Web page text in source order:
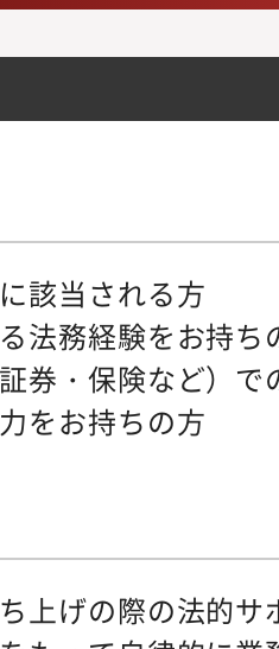
該当される方
法務経験をお持ち
券・保険など）
をお持ちの方
上げの際の法的